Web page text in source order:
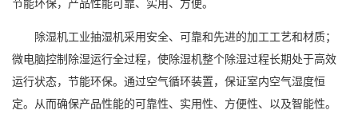
除湿机工业抽湿机采用安全、可靠和先进的加工工艺和材质；
微电脑控制除湿运行全过程，使除湿机整个除湿过程长期处于高效
运行状态，节能环保。通过空气循环装置，保证室内空气湿度恒
定。从而确保产品性能的可靠性、实用性、方便性、以及智能性。